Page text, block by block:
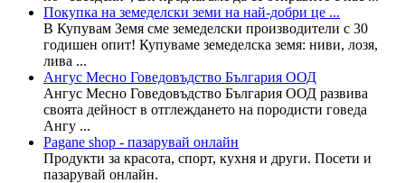
Покупка на земеделски земи на най-добри це ...
В Купувам Земя сме земеделски производители с 30
годишен опит! Купуваме земеделска земя: ниви, лозя,
лива ...
Ангус Месно Говедовъдство България ООД
Ангус Месно Говедовъдство България ООД развива
своята дейност в отглеждането на породисти говеда
Ангу ...
Pagane shop - пазарувай онлайн
Продукти за красота, спорт, кухня и други. Посети и
пазарувай онлайн.